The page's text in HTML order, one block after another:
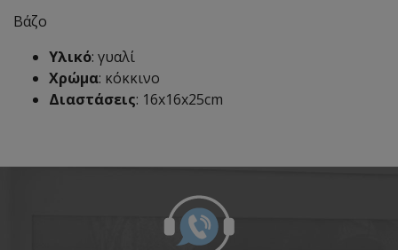
Βάζο
Υλικό: γυαλί
Χρώμα: κόκκινο
Διαστάσεις: 16x16x25cm